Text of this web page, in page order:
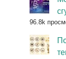
96.8k